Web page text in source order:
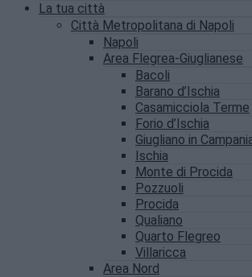
La tua città
Città Metropolitana di Napoli
Napoli
Area Flegrea-Giuglianese
Bacoli
Barano d’Ischia
Casamicciola Terme
Forio d’Ischia
Giugliano in
Ischia
Monte di Procida
Pozzuoli
Procida
Qualiano
Quarto Flegreo
Villaricca
Area Nord